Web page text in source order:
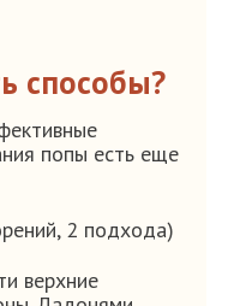
способы?
попы есть еще
2 подхода)
верхние